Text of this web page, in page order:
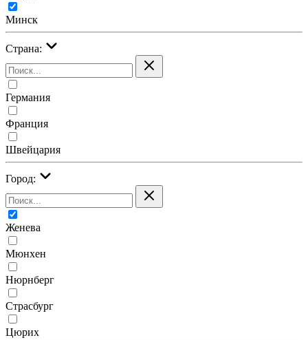
Минск
Страна:
Германия
Франция
Швейцария
Город:
Женева
Мюнхен
Нюрнберг
Страсбург
Цюрих